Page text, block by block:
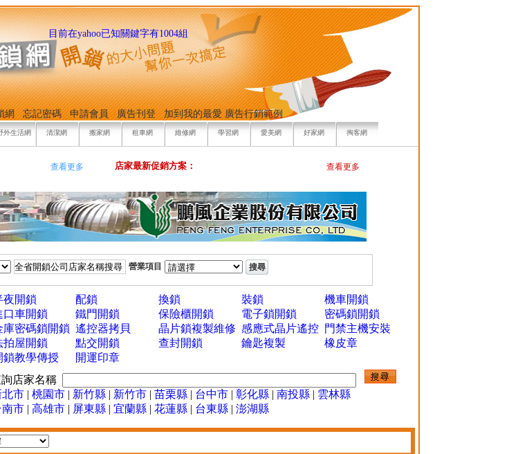
家事網 目前在yahoo已知關鍵字有1004組
網 忘記密碼 申請會員 廣告刊登 加到我的最愛 廣告行銷範例
外生活網 清潔網 搬家網 租車網 維修網 學習網 愛美網 好家網 掏客網
查看更多 店家最新促銷方案： 查看更多
營業項目
夜開鎖 配鎖 換鎖 裝鎖
機車開鎖
口車開鎖 鐵門開鎖 保險櫃開鎖 電子鎖開鎖
密碼鎖開鎖
庫密碼鎖開鎖 遙控器拷貝 晶片鎖複製維修 感應式晶片遙控 門禁主機安裝
拍屋開鎖 點交開鎖 查封開鎖 鑰匙複製
橡皮章
鎖教學傳授
開運印章
店家名稱
北市 | 桃園市 | 新竹縣 | 新竹市 | 苗栗縣 | 台中市 | 彰化縣 | 南投縣 | 雲林縣
南市 | 高雄市 | 屏東縣 | 宜蘭縣 | 花蓮縣 | 台東縣 | 澎湖縣